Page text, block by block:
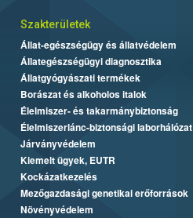
Szakterületek
Állat-egészségügy és állatvédelem
Állategészségügyi diagnosztika
Állatgyógyászati termékek
Borászat és alkoholos italok
Élelmiszer- és takarmánybiztonság
Élelmiszerlánc-biztonsági laborhálózat
Járványvédelem
Kiemelt ügyek, EUTR
Kockázatkezelés
Mezőgazdasági genetikai erőforrások
Növényvédelem